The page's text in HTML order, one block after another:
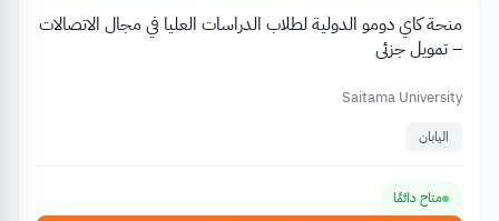
منحة كاي دومو الدولية لطلاب الدراسات العليا في مجال الاتصالات
– تمويل جزئي
Saitama University
اليابان
متاح دائمًا